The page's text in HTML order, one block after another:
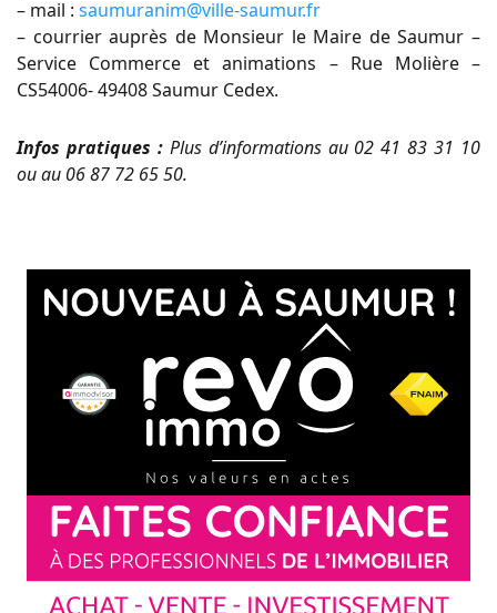
– mail : saumuranim@ville-saumur.fr
– courrier auprès de Monsieur le Maire de Saumur –
Service Commerce et animations – Rue Molière –
CS54006- 49408 Saumur Cedex.
Infos pratiques : Plus d’informations au 02 41 83 31 10
ouau 06 87 72 65 50.